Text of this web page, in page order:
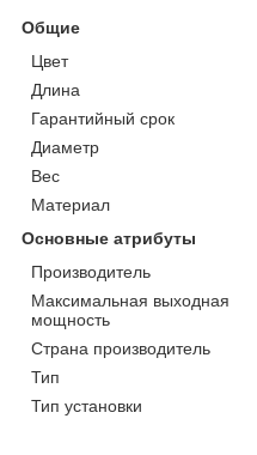
Общие
Цвет
Длина
Гарантийный срок
Диаметр
Вес
Материал
Основные атрибуты
Производитель
Максимальная выходная
мощность
Страна производитель
Тип
Тип установки